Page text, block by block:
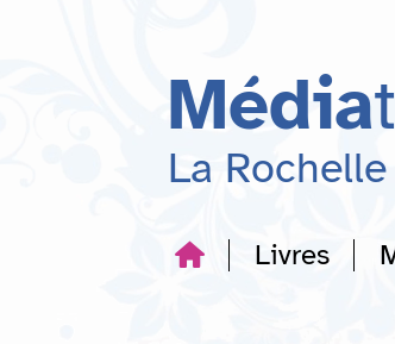
recherche
Média
La
Livres